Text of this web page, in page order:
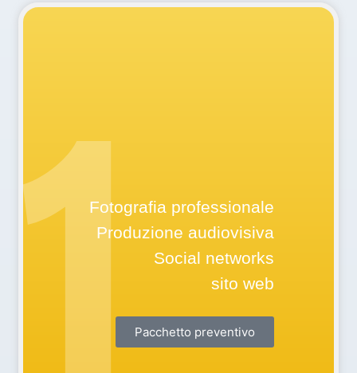
AVVIAMENTO
Fotografia professionale
Produzione audiovisiva
Social networks
sito web
Pacchetto preventivo